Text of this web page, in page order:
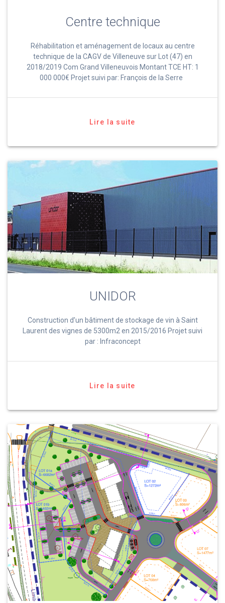
Centre technique
Réhabilitation et aménagement de locaux au centre
technique de la CAGV de Villeneuve sur Lot (47) en
2018/2019 Com Grand Villeneuvois Montant TCE HT: 1
000 000€ Projet suivi par: François de la Serre
Lire la suite
UNIDOR
Construction d’un bâtiment de stockage de vin à Saint
Laurent des vignes de 5300m2 en 2015/2016 Projet suivi
par : Infraconcept
Lire la suite